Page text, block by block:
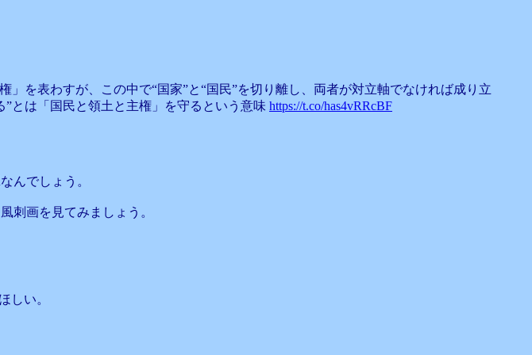
を表わすが、この中で“国家”と“国民”を切り離し、両者が対立軸でなければ成り立
とは「国民と領土と主権」を守るという意味 https://t.co/has4vRRcBF
んでしょう。
刺画を見てみましょう。
しい。